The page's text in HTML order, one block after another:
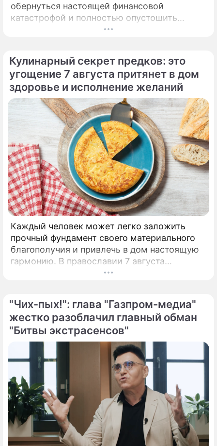
обернуться настоящей финансовой
катастрофой и полностью опустошить
кошелек. Известная шаманка и ясновидящая
привык легкомысленно относиться к своим
сбережениям.
Кулинарный секрет предков: это
угощение 7 августа притянет в дом
здоровье и исполнение желаний
Каждый человек может легко заложить
прочный фундамент своего материального
благополучия и привлечь в дом настоящую
гармонию. В православии 7 августа
почитают память праведной Анны, матери
"Чих-пых!": глава "Газпром-медиа"
жестко разоблачил главный обман
"Битвы экстрасенсов"